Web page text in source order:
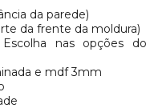
da parede)
da frente da moldura)
nas opções do
e mdf 3mm